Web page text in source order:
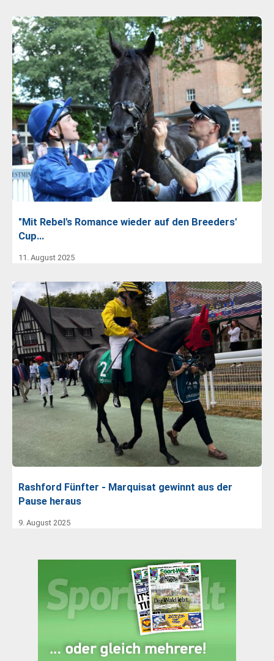
"Mit Rebel's Romance wieder auf den Breeders'
Cup…
11. August 2025
Rashford Fünfter - Marquisat gewinnt aus der
Pause heraus
9. August 2025